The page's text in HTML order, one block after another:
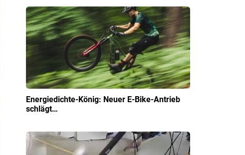
Energiedichte-König: Neuer E-Bike-Antrieb
schlägt…